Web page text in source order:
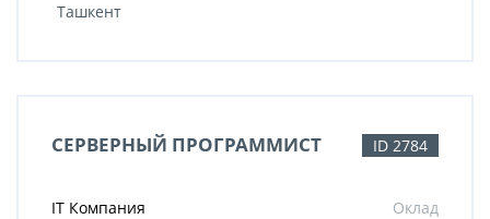
Ташкент
СЕРВЕРНЫЙ ПРОГРАММИСТ ID 2784
IT Компания Оклад